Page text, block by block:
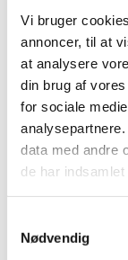
Vi bruger
annoncer, til at
at analysere
din brug af
for sociale
data med andre
de har
Nødvendig
Soolantra®
|6. januar 2017 |
have generelt
Xultophy får
|5. januar 2017|